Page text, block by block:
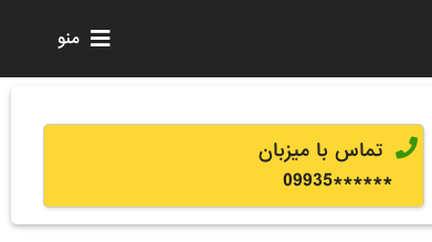
منو
تماس با میزبان
******
09935